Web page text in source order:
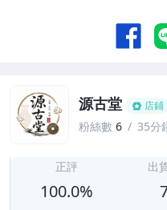
源古堂 店鋪
粉絲數 6 35分
正評
100.0%
出